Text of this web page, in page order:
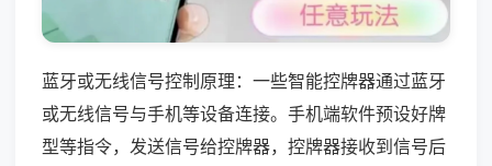
蓝牙或无线信号控制原理：一些智能控牌器通过蓝牙
或无线信号与手机等设备连接。手机端软件预设好牌
型等指令，发送信号给控牌器，控牌器接收到信号后